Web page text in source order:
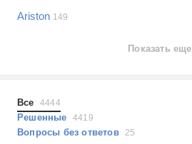
Планшеты
Наушники
Выберите...
не включается
Ariston 149
Показать еще
Все 4444
Решенные 4419
Вопросы без ответов25